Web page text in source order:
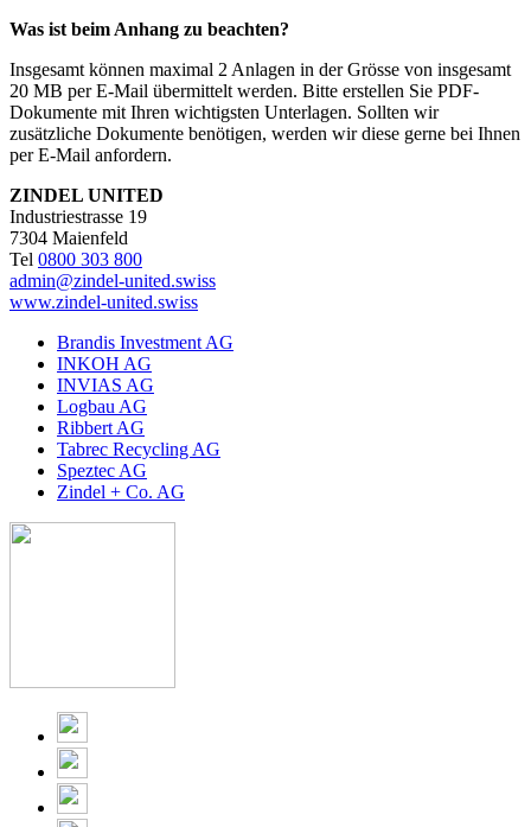
Was ist beim Anhang zu beachten?
Insgesamt können maximal 2 Anlagen in der Grösse von insgesamt
20 MB per E-Mail übermittelt werden. Bitte erstellen Sie PDF-
Dokumente mit Ihren wichtigsten Unterlagen. Sollten wir
zusätzliche Dokumente benötigen, werden wir diese gerne bei Ihnen
per E-Mail anfordern.
ZINDEL UNITED
Industriestrasse 19
7304 Maienfeld
Tel 0800 303 800
admin@zindel-united.swiss
www.zindel-united.swiss
Brandis Investment AG
INKOH AG
INVIAS AG
Logbau AG
Ribbert AG
Tabrec Recycling AG
Speztec AG
Zindel + Co. AG